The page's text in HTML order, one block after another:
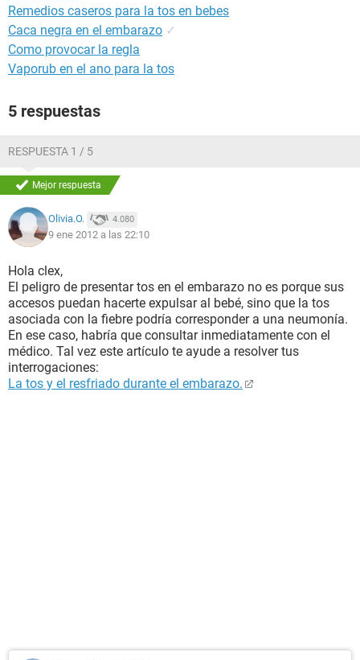
Remedios caseros para la tos en bebes
Caca negra en el embarazo ✓
Como provocar la regla
Vaporub en el ano para la tos
5 respuestas
RESPUESTA 1 / 5
Mejor respuesta
Olivia.O. 4.080
9 ene 2012 a las 22:10
Hola clex,
El peligro de presentar tos en el embarazo no es porque sus
accesos puedan hacerte expulsar al bebé, sino que la tos
asociada con la fiebre podría corresponder a una neumonía.
En ese caso, habría que consultar inmediatamente con el
médico. Tal vez este artículo te ayude a resolver tus
interrogaciones:
La tos y el resfriado durante el embarazo.